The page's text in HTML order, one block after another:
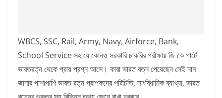
WBCS, SSC, Rail, Army, Navy, Airforce, Bank,
School Service সহ যে কোনও সরকারি চাকরির পরীক্ষায় জি কে পার্টে
ভারতরত্ন থেকে প্রায় প্রশ্ন আসে। কারা ভারত রত্ন পেয়েছেন সেই নাম
জানার পাশাপাশি ভারত রত্ন প্রাপকদের পরিচিতি, সাংবিধানিক ব্যাখ্যা, ভারত